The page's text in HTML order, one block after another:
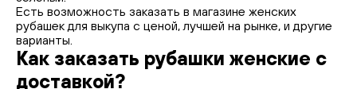
Есть возможность заказать в магазине женских
рубашек для выкупа с ценой, лучшей на рынке, и другие
варианты.
Как заказать рубашки женские с
доставкой?